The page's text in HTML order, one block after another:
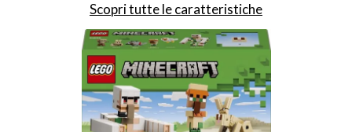
Scopri tutte le caratteristiche